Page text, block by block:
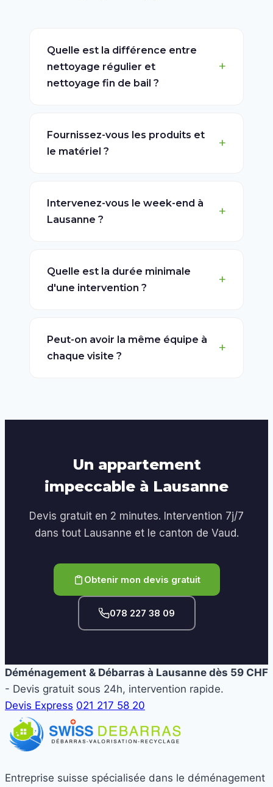
Quelle est la différence entre
nettoyage régulier et
nettoyage fin de bail ?
Fournissez-vous les produits et
le matériel ?
Intervenez-vous le week-end à
Lausanne ?
Quelle est la durée minimale
d'une intervention ?
Peut-on avoir la même équipe à
chaque visite ?
Un appartement
impeccable à Lausanne
Devis gratuit en 2 minutes. Intervention 7j/7
dans tout Lausanne et le canton de Vaud.
Obtenir mon devis gratuit
078 227 38 09
Déménagement & Débarras à Lausanne dès 59 CHF
- Devis gratuit sous 24h, intervention rapide.
Devis Express 021 217 58 20
Entreprise suisse spécialisée dans le déménagement